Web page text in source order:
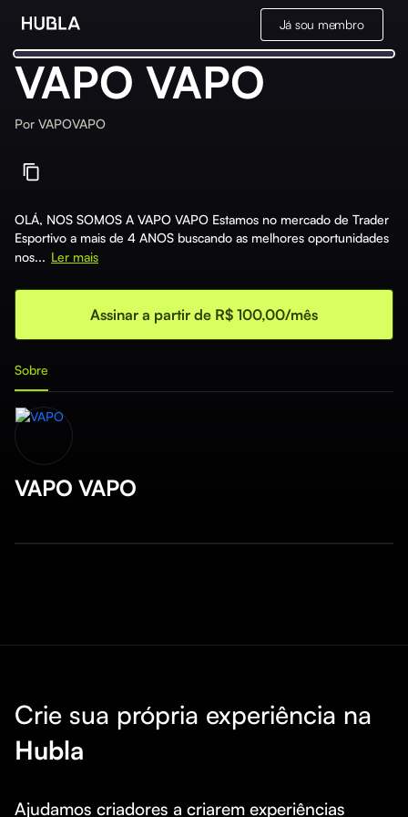
Já sou membro
VAPO VAPO
Por VAPOVAPO
OLÁ, NOS SOMOS A VAPO VAPO Estamos no mercado de Trader
Esportivo a mais de 4 ANOS buscando as melhores oportunidades
nos... Ler mais
Assinar a partir de R$ 100,00/mês
Sobre
VAPO VAPO
Crie sua própria experiência na
Hubla
Ajudamos criadores a criarem experiências